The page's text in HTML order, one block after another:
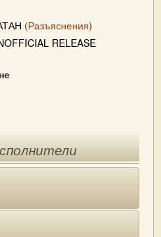
(Разъяснения)
RELEASE